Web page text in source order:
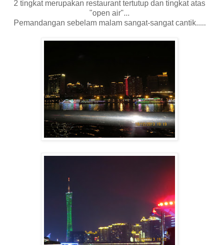
2 tingkat merupakan restaurant tertutup dan tingkat atas
"open air"...
Pemandangan sebelam malam sangat-sangat cantik.....